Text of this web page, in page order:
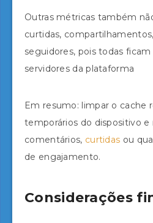
Outras métricas também
curtidas, compartilhamentos,
seguidores, pois todas
servidores da plataforma
Em resumo: limpar o cache
temporários do dispositivo
comentários, curtidas ou
de engajamento.
Considerações